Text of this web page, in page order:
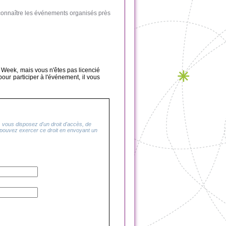
les événements organisés près